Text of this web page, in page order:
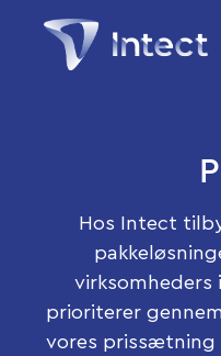
Hos Intect
virksomheders
prioriterer
vores prissætning